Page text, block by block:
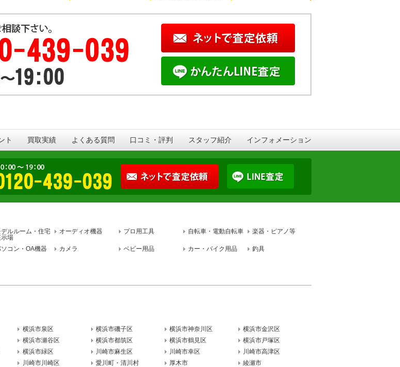
ト 買取実績 よくある質問 口コミ・評判 スタッフ紹介 インフォメーション
デルルーム・住宅
示場
オーディオ機器 プロ用工具 自転車・電動自転車 楽器・ピアノ等
ソコン・OA機器 カメラ ベビー用品 カー・バイク用品 釣具
横浜市泉区 横浜市磯子区 横浜市神奈川区
横浜市金沢区
横浜市瀬谷区 横浜市都筑区 横浜市鶴見区
横浜市戸塚区
横浜市緑区 川崎市麻生区 川崎市幸区
川崎市高津区
川崎市川崎区 愛川町・清川村 厚木市
綾瀬市